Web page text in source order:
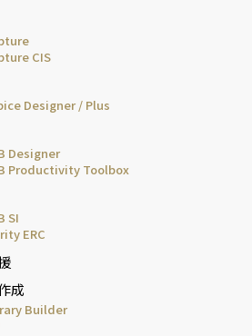
CIS
Designer / Plus
Designer
Productivity Toolbox
SI
ERC
成
Builder